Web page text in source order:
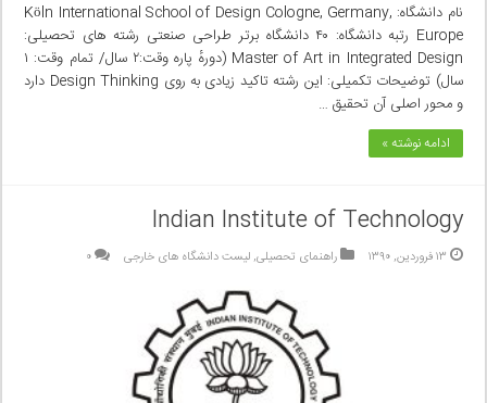
نام دانشگاه: Köln International School of Design Cologne, Germany,
Europe رتبه دانشگاه: ۴۰ دانشگاه برتر طراحی صنعتی رشته های تحصیلی:
Master of Art in Integrated Design (دورهٔ پاره وقت:۲ سال/ تمام وقت: ۱
سال) توضیحات تکمیلی: این رشته تاکید زیادی به روی Design Thinking دارد
و محور اصلی‌ آن تحقیق …
ادامه نوشته »
Indian Institute of Technology
۱۳ فروردین, ۱۳۹۰ راهنمای تحصیلی,لیست دانشگاه های خارجی ۰